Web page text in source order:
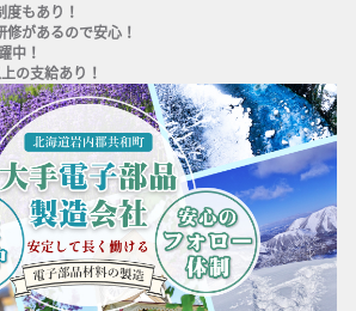
もあり！
があるので安心！
中！
の支給あり！